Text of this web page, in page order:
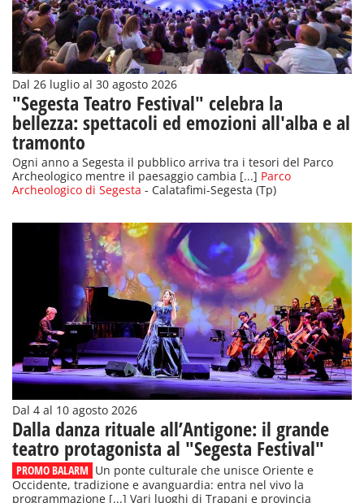
Dal 26 luglio al 30 agosto 2026
"Segesta Teatro Festival" celebra la
bellezza: spettacoli ed emozioni all'alba e al
tramonto
Ogni anno a Segesta il pubblico arriva tra i tesori del Parco
Archeologico mentre il paesaggio cambia [...] Parco
Archeologico di Segesta - Calatafimi-Segesta (Tp)
Dal 4 al 10 agosto 2026
Dalla danza rituale all’Antigone: il grande
teatro protagonista al "Segesta Festival"
PROMO BALARM Un ponte culturale che unisce Oriente e
Occidente, tradizione e avanguardia: entra nel vivo la
programmazione [...] Vari luoghi di Trapani e provincia